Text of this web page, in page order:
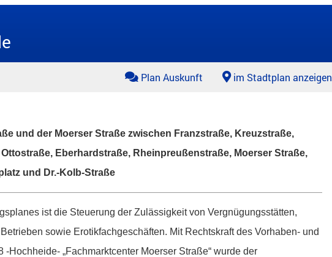
im Stadtplan anzeigen
Plan Auskunft
und der Moerser Straße zwischen Franzstraße, Kreuzstraße,
Eberhardstraße, Rheinpreußenstraße, Moerser Straße,
und Dr.-Kolb-Straße
ist die Steuerung der Zulässigkeit von Vergnügungsstätten,
sowie Erotikfachgeschäften. Mit Rechtskraft des Vorhaben- und
Hochheide- „Fachmarktcenter Moerser Straße“ wurde der